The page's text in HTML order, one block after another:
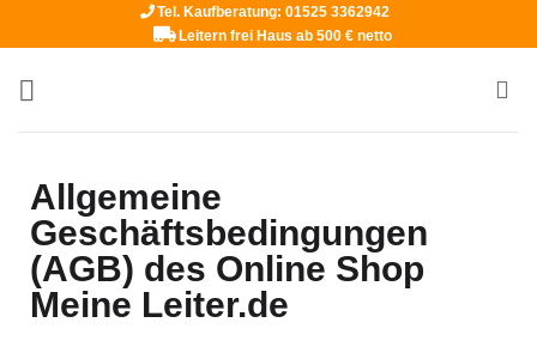
Tel. Kaufberatung: 01525 3362942
Leitern frei Haus ab 500 € netto
Allgemeine
Geschäftsbedingungen
(AGB) des Online Shop
Meine Leiter.de